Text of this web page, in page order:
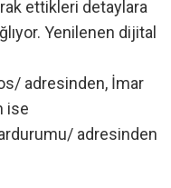
ettikleri detaylara
Yenilenen dijital
adresinden, İmar
ise
adresinden